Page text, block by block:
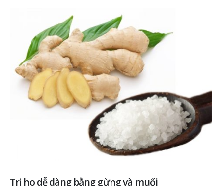
Trị ho dễ dàng bằng gừng và muối